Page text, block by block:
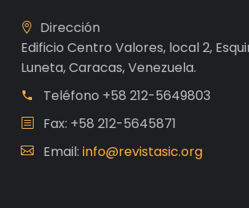
Dirección
Edificio Centro Valores, local 2,
Luneta, Caracas, Venezuela.
Teléfono +58 212-5649803
Fax: +58 212-5645871
Email: info@revistasic.org